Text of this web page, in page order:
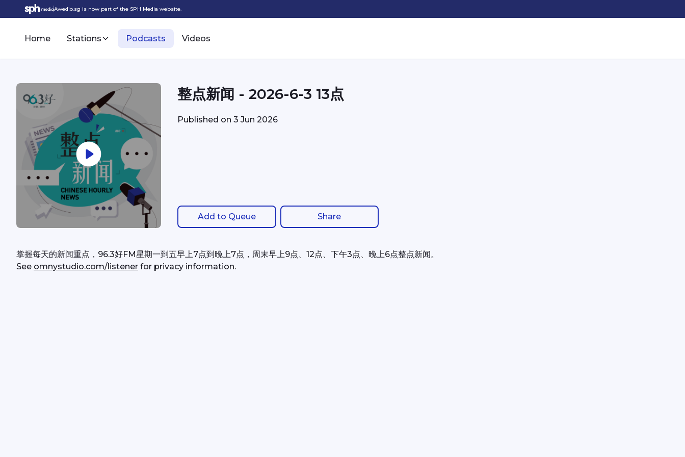
Awedio.sg is now part of the SPH Media website.
Home Stations Podcasts Videos
整点新闻 - 2026-6-3 13点
Published on3 Jun 2026
Add to Queue Share
掌握每天的新闻重点，96.3好FM星期一到五早上7点到晚上7点，周末早上9点、12点、下午3点、晚上6点整点新闻。
See omnystudio.com/listener for privacy information.